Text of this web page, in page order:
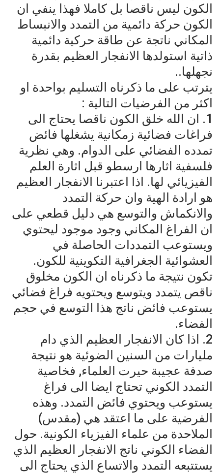
الكون ليس ناقصا بل كاملا فهذا ينفي ان
الكون حركة دائمية من التمدد والانبساط
المكاني ناتجة عن طاقة حركية دائمية
ذاتية استولدها الانفجار العظيم بقدرة
نجهلها..
يترتب على ما ذكرناه التسليم بواحدة او
اكثر من الفرضيات التالية :
1. ان الله خلق الكون ناقصا يحتاج الى
فراغات فضائية زمكانية يشغلها فائض
تمدده الفضائي على الدوام. وهي نظرية
فلسفية اثارها ارسطو قبل اثارة العلم
الفيزيائي لها. اذا اعتبرنا الانفجار العظيم
هو ارادة الهية وان حركة التمدد
والانكماش والتوسع هي دليل قطعي على
ان الفراغ المكاني وجود موجود ليحتوي
ويستوعب التمددات الحاصلة في
العشوائية الجغرافية التكوينية للكون.
تكون نتيجة ما ذكرناه ان الكون مخلوق
ناقص يتمدد ويتوسع ويحتويه فراغ فضائي
يستوعب فائض ناتج هذا التوسع في حجم
الفضاء.
2. اذا كان الانفجار العظيم الذي دام
مليارات من السنين الضوئية هو نتيجة
صدفة عجيبة حيرت العلماء, فخاصية
التمدد الكوني تحتاج ايضا الى فراغ
يستوعب ويحتوي فائض التمدد. وهذه
الفرضية على ما اعتقد هي (مقدس)
الملاحدة من علماء الفيزياء الكونية. حول
الفضاء الكوني ناتج الانفجار العظيم الذي
يستتبعه التمدد والاتساع الذي يحتاج الى